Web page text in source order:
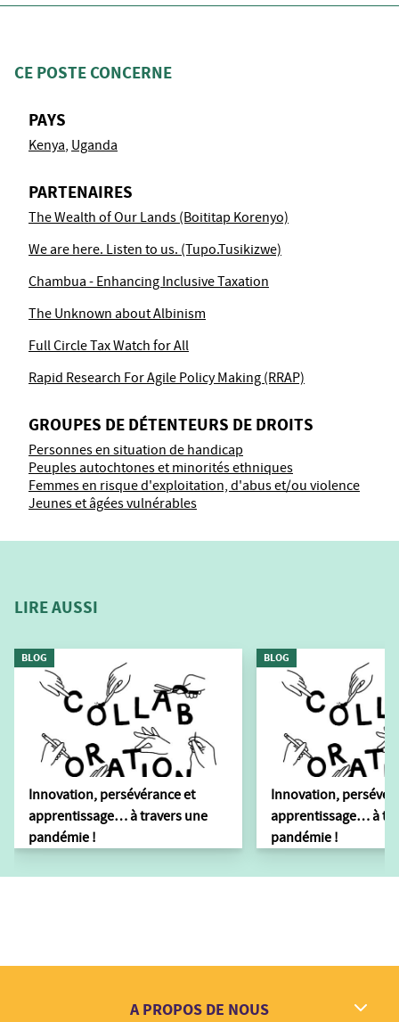
CE POSTE CONCERNE
PAYS
Kenya Uganda
PARTENAIRES
The Wealth of Our Lands (Boititap Korenyo)
We are here. Listen to us. (Tupo.Tusikizwe)
Chambua - Enhancing Inclusive Taxation
The Unknown about Albinism
Full Circle Tax Watch for All
Rapid Research For Agile Policy Making (RRAP)
GROUPES DE DÉTENTEURS DE DROITS
Personnes en situation de handicap
Peuples autochtones et minorités ethniques
Femmes en risque d'exploitation, d'abus et/ou violence
Jeunes et âgées vulnérables
LIRE AUSSI
BLOG
Innovation, persévérance et
apprentissage… à travers une
pandémie !
BLOG
Innovation,
apprentissage… à
pandémie !
A PROPOS DE NOUS